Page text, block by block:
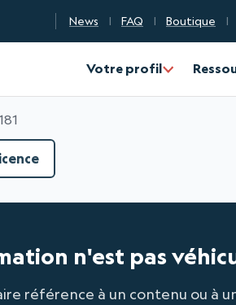
News FAQ Boutique
Votre profil
n'est pas
référence à un contenu ou à